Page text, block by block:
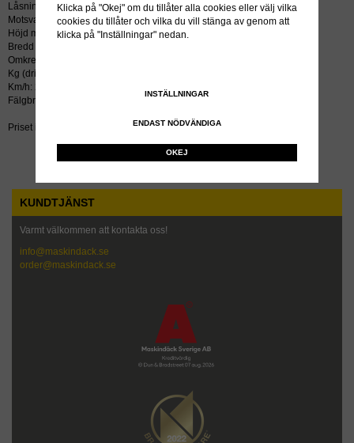
Låsning: STD
Motsvarar:
Höjd mm: 720
Bredd mm: 265
Omkrets mm: 2160
Kg (driv/styr): 4745/3650
Km/h: 25
Fälgbredd tum: 7.0
Priset inkluderar återvinningsavgift!
KUNDTJÄNST
Varmt välkommen att kontakta oss!
info@maskindack.se
order@maskindack.se
Klicka på "Okej" om du tillåter alla cookies eller välj vilka
cookies du tillåter och vilka du vill stänga av genom att
klicka på "Inställningar" nedan.
INSTÄLLNINGAR
ENDAST NÖDVÄNDIGA
OKEJ